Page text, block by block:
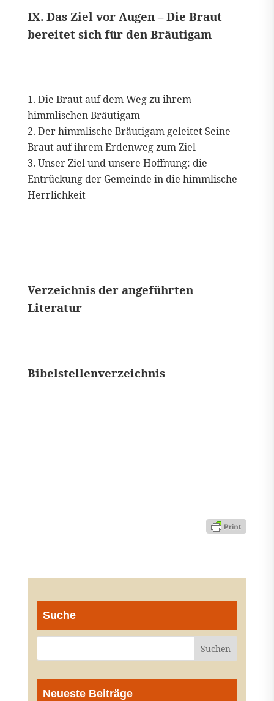
IX. Das Ziel vor Augen – Die Braut
bereitet sich für den Bräutigam
Die Braut auf dem Weg zu ihrem
himmlischen Bräutigam
Der himmlische Bräutigam geleitet Seine
Braut auf ihrem Erdenweg zum Ziel
Unser Ziel und unsere Hoffnung: die
Entrückung der Gemeinde in die himmlische
Herrlichkeit
Verzeichnis der angeführten
Literatur
Bibelstellenverzeichnis
Suche
Neueste Beiträge